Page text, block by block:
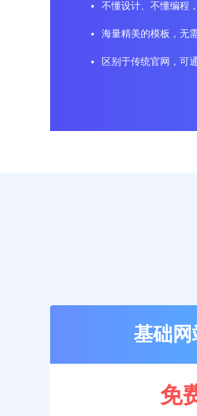
不懂设计、不懂编程
海量精美的模板，无
区别于传统官网，可
基础网
免